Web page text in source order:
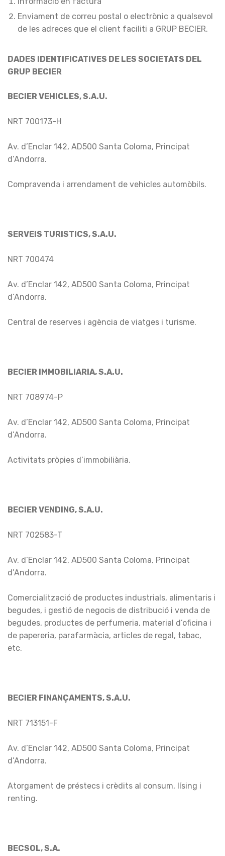
Enviament de correu postal o electrònic a qualsevol
de les adreces que el client faciliti a GRUP BECIER.
DADES IDENTIFICATIVES DE LES SOCIETATS DEL
GRUP BECIER
BECIER VEHICLES, S.A.U.
NRT 700173-H
Av. d’Enclar 142, AD500 Santa Coloma, Principat
d’Andorra.
Compravenda i arrendament de vehicles automòbils.
SERVEIS TURISTICS, S.A.U.
NRT 700474
Av. d’Enclar 142, AD500 Santa Coloma, Principat
d’Andorra.
Central de reserves i agència de viatges i turisme.
BECIER IMMOBILIARIA, S.A.U.
NRT 708974-P
Av. d’Enclar 142, AD500 Santa Coloma, Principat
d’Andorra.
Activitats pròpies d’immobiliària.
BECIER VENDING, S.A.U.
NRT 702583-T
Av. d’Enclar 142, AD500 Santa Coloma, Principat
d’Andorra.
Comercialització de productes industrials, alimentaris i
begudes, i gestió de negocis de distribució i venda de
begudes, productes de perfumeria, material d’oficina i
de papereria, parafarmàcia, articles de regal, tabac,
etc.
BECIER FINANÇAMENTS, S.A.U.
NRT 713151-F
Av. d’Enclar 142, AD500 Santa Coloma, Principat
d’Andorra.
Atorgament de préstecs i crèdits al consum, lísing i
renting.
BECSOL, S.A.